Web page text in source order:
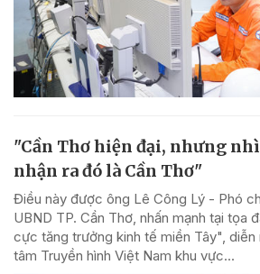
"Cần Thơ hiện đại, nhưng
nhận ra đó là Cần Thơ"
Điều này được ông Lê Công Lý - Phó
UBND TP. Cần Thơ, nhấn mạnh tại tọa
cực tăng trưởng kinh tế miền Tây", diễn
tâm Truyền hình Việt Nam khu vực...